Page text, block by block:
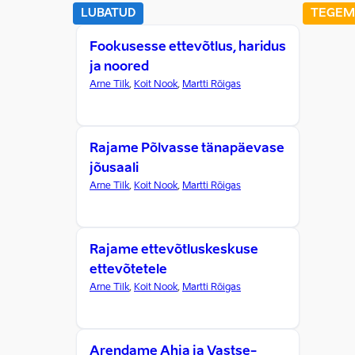
LUBATUD
Fookusesse ettevõtlus, haridus
ja noored
Arne Tilk, Koit Nook, Martti Rõigas
Rajame Põlvasse tänapäevase
jõusaali
Arne Tilk, Koit Nook, Martti Rõigas
Rajame ettevõtluskeskuse
ettevõtetele
Arne Tilk, Koit Nook, Martti Rõigas
Arendame Ahja ja Vastse-